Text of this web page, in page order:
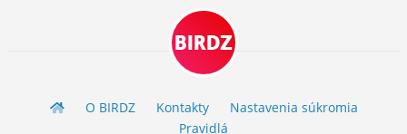
BIRDZ
O BIRDZ Kontakty
Nastavenia súkromia
Pravidlá